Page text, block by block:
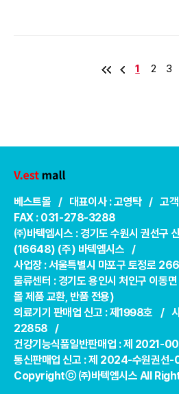
1 2 3
베스트몰 / 대표이사 : 고영탁 / 고
FAX : 031-278-3288
㈜바텍엠시스 : 경기도 수원시 권선구
(16648) (주) 바텍엠시스 /
사업장 : 서울특별시 마포구 토정로
물류센터 : 경기도 용인시 처인구 이동
몰 제품 교환, 반품 전용)
의료기기 판매업 신고 : 제1998호 /
22858 /
건강기능식품일반판매업 : 제
통신판매업 신고 : 제 2024-수원권선
Copyrightⓒ ㈜바텍엠시스 All